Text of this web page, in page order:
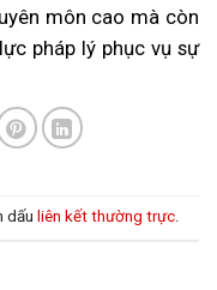
môn cao mà còn
pháp lý phục vụ sự
dấu liên kết thường trực.